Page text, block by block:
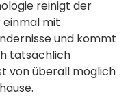
reinigt der
mit
und kommt
tatsächlich
von überall möglich